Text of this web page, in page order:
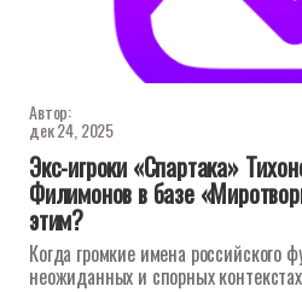
Автор:
дек 24, 2025
Экс-игроки «Спартака»
Филимонов в базе
этим?
Когда громкие имена российского
неожиданных и спорных